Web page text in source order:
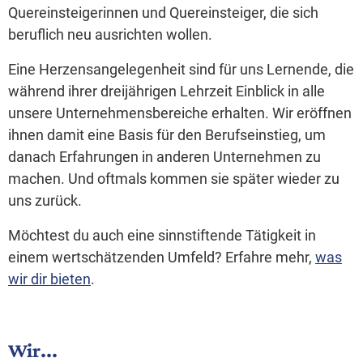
Quereinsteigerinnen und Quereinsteiger, die sich
beruflich neu ausrichten wollen.
Eine Herzensangelegenheit sind für uns Lernende, die
während ihrer dreijährigen Lehrzeit Einblick in alle
unsere Unternehmensbereiche erhalten. Wir eröffnen
ihnen damit eine Basis für den Berufseinstieg, um
danach Erfahrungen in anderen Unternehmen zu
machen. Und oftmals kommen sie später wieder zu
uns zurück.
Möchtest du auch eine sinnstiftende Tätigkeit in
einem wertschätzenden Umfeld? Erfahre mehr, was
wir dir bieten.
Wir...